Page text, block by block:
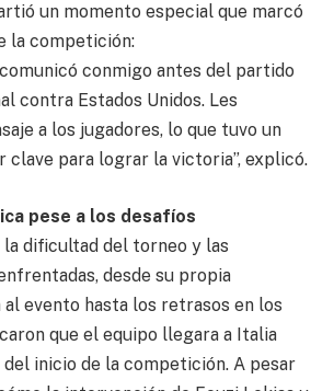
un momento especial que marcó
la competición:
conmigo antes del partido
contra Estados Unidos. Les
a los jugadores, lo que tuvo un
para lograr la victoria”, explicó.
pese a los desafíos
dificultad del torneo y las
desde su propia
evento hasta los retrasos en los
que el equipo llegara a Italia
del inicio de la competición. A pesar